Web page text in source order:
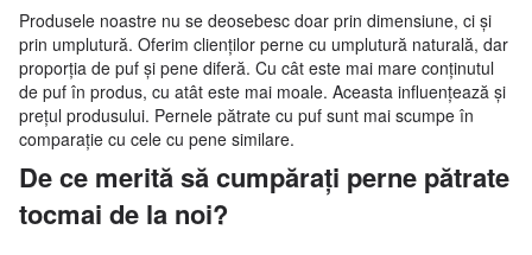
Produsele noastre nu se deosebesc doar prin dimensiune, ci și
prin umplutură. Oferim clienților perne cu umplutură naturală, dar
proporția de puf și pene diferă. Cu cât este mai mare conținutul
de puf în produs, cu atât este mai moale. Aceasta influențează și
prețul produsului. Pernele pătrate cu puf sunt mai scumpe în
comparație cu cele cu pene similare.
De ce merită să cumpărați perne pătrate
tocmai de la noi?